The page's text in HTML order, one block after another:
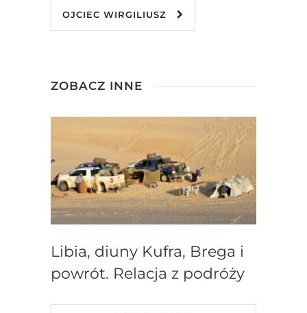
OJCIEC WIRGILIUSZ
ZOBACZ INNE
Libia, diuny Kufra, Brega i
powrót. Relacja z podróży